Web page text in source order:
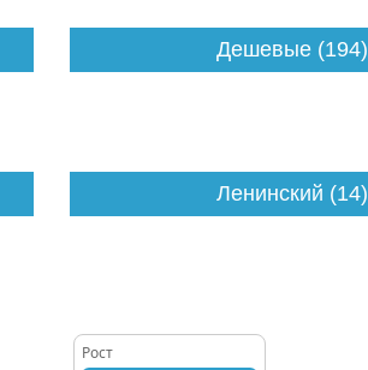
Дешевые (194)
Ленинский (14)
Рост